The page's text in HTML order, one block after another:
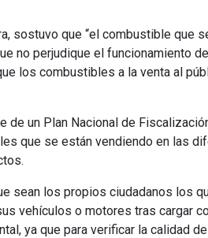
sostuvo que “el combustible que
no perjudique el funcionamiento
los combustibles a la venta al
un Plan Nacional de
que se están vendiendo en las
sean los propios ciudadanos los
vehículos o motores tras cargar
ya que para verificar la calidad